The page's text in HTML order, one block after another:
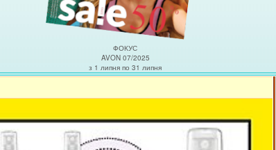
ФОКУС
AVON 07/2025
з 1 липня по 31 липня